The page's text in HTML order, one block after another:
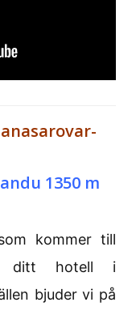
1350 m
kommer till
ditt hotell i
bjuder vi på